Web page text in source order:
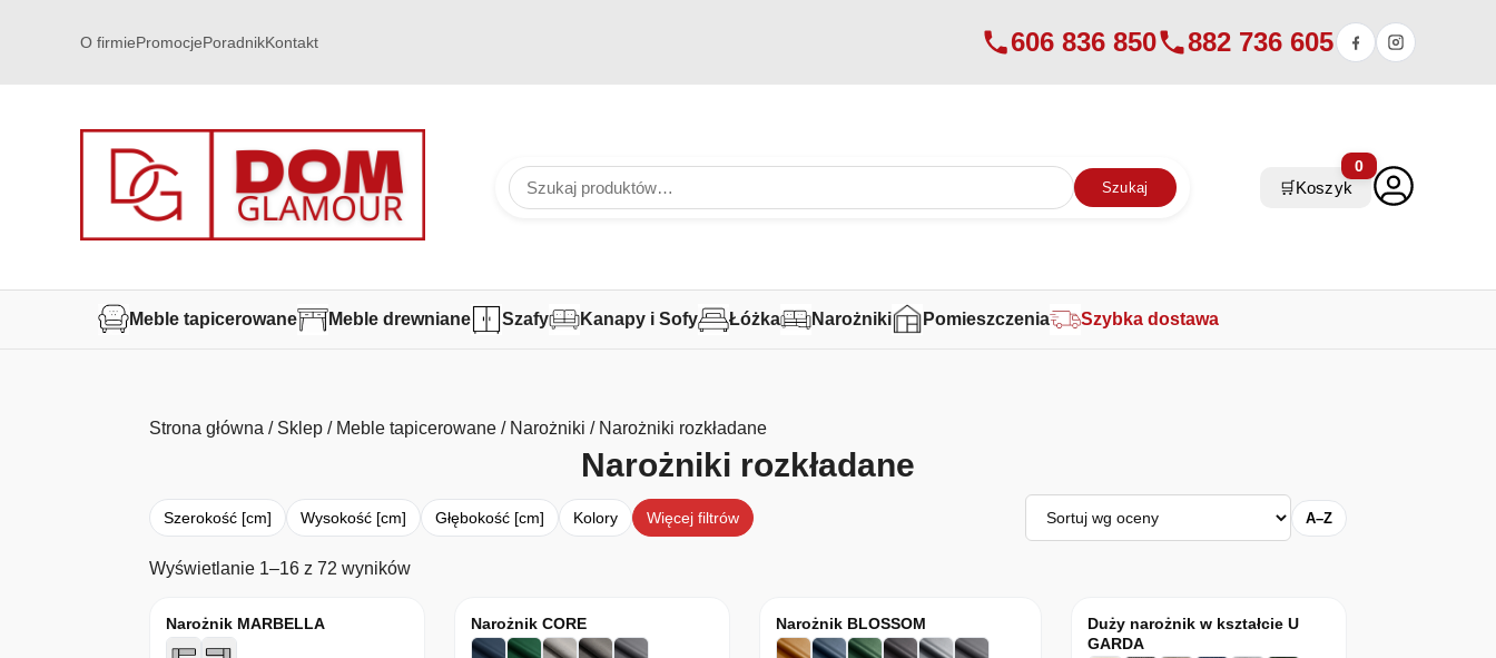
O firmiePromocjePoradnikKontakt 606 836 850 882 736 605
Szukaj 🛒Koszyk
0
Meble tapicerowane Meble drewniane Szafy Kanapy i Sofy Łóżka Narożniki Pomieszczenia Szybka dostawa
Strona główna / Sklep / Meble tapicerowane / Narożniki / Narożniki rozkładane
Narożniki rozkładane
Szerokość [cm] Wysokość [cm] Głębokość [cm] Kolory Więcej filtrów
Sortuj
A–Z
Wyświetlanie 1–16 z 72 wynikówPosortowane według średniej oceny
Narożnik MARBELLA Narożnik CORE Narożnik BLOSSOM
Duży narożnik w kształcie U
GARDA